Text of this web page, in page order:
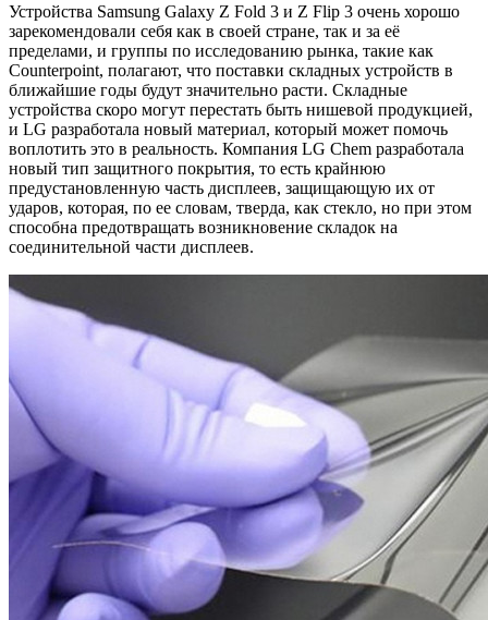
Устройства Samsung Galaxy Z Fold 3 и Z Flip 3 очень хорошо
зарекомендовали себя как в своей стране, так и за её
пределами, и группы по исследованию рынка, такие как
Counterpoint, полагают, что поставки складных устройств в
ближайшие годы будут значительно расти. Складные
устройства скоро могут перестать быть нишевой продукцией,
и LG разработала новый материал, который может помочь
воплотить это в реальность. Компания LG Chem разработала
новый тип защитного покрытия, то есть крайнюю
предустановленную часть дисплеев, защищающую их от
ударов, которая, по ее словам, тверда, как стекло, но при этом
способна предотвращать возникновение складок на
соединительной части дисплеев.